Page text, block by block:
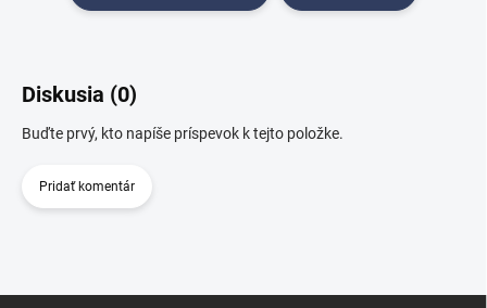
Diskusia (0)
Buďte prvý, kto napíše príspevok k tejto položke.
Pridať komentár